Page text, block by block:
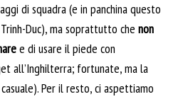
di squadra (e in panchina questo
Duc), ma soprattutto che non
e di usare il piede con
all’Inghilterra; fortunate, ma la
Per il resto, ci aspettiamo